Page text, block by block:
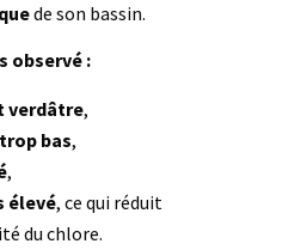
de son bassin.
observé :
verdâtre,
bas,
,
élevé, ce qui réduit
du chlore.